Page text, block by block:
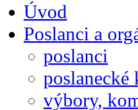
Úvod
Poslanci a
poslanci
poslanecké
výbory,